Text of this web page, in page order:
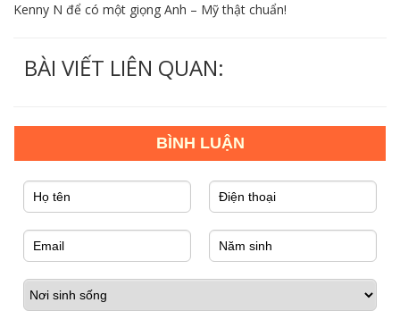
Kenny N để có một giọng Anh – Mỹ thật chuẩn!
BÀI VIẾT LIÊN QUAN: